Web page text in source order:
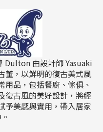
Dulton 由設計師 Yasuaki
董，以鮮明的復古美式風
品，包括餐廚、傢俱、
古風的美好設計，將經
予美感與實用，帶入居家